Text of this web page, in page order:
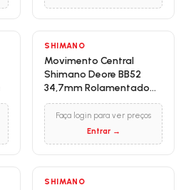
SHIMANO
Movimento Central
Shimano Deore BB52
34,7mm Rolamentado
Hollowtech II 68/73mm
Faça login para ver preços
Entrar →
SHIMANO